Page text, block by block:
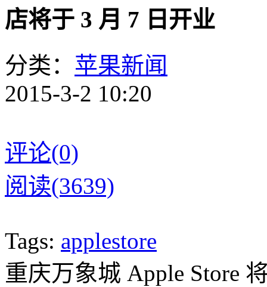
店将于 3 月 7 日开业
分类： 苹果新闻
2015-3-2 10:20
评论(0)
阅读(3639)
Tags: applestore
重庆万象城 Apple Store